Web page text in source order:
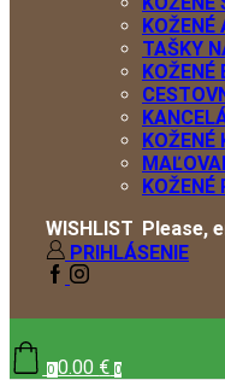
KOŽENÉ
TAŠKY
KOŽENÉ
KOŽENÉ
KOŽENÉ
WISHLIST Please,
PRIHLÁSENIE
FACEBOOK
INSTAGRAM
00.00 € 0